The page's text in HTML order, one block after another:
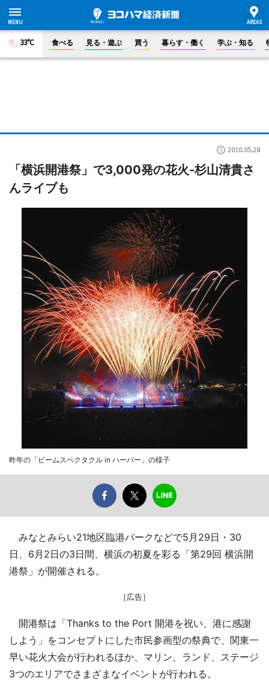
33°C 食べる 見る・遊ぶ 買う 暮らす・働く 学ぶ・知る
2010.05.28
「横浜開港祭」で3,000発の花火-杉山清貴さ
んライブも
昨年の「ビームスペクタクル in ハーバー」の様子
みなとみらい21地区臨港パークなどで5月29日・30
日、6月2日の3日間、横浜の初夏を彩る「第29回 横浜開
港祭」が開催される。
［広告］
開港祭は「Thanks to the Port 開港を祝い、港に感謝
しよう」をコンセプトにした市民参画型の祭典で、関東一
早い花火大会が行われるほか、マリン、ランド、ステージ
3つのエリアでさまざまなイベントが行われる。